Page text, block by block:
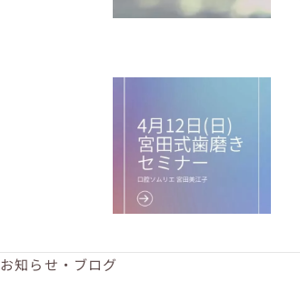
お知らせ・ブログ